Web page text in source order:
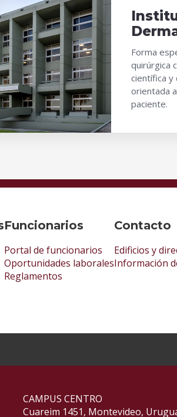
Forma
quirúrgica
científica y
orientada
paciente.
Funcionarios
Portal de funcionarios
Oportunidades laborales
Reglamentos
Contacto
Edificios y
Información
CAMPUS CENTRO
Cuareim 1451, Montevideo,